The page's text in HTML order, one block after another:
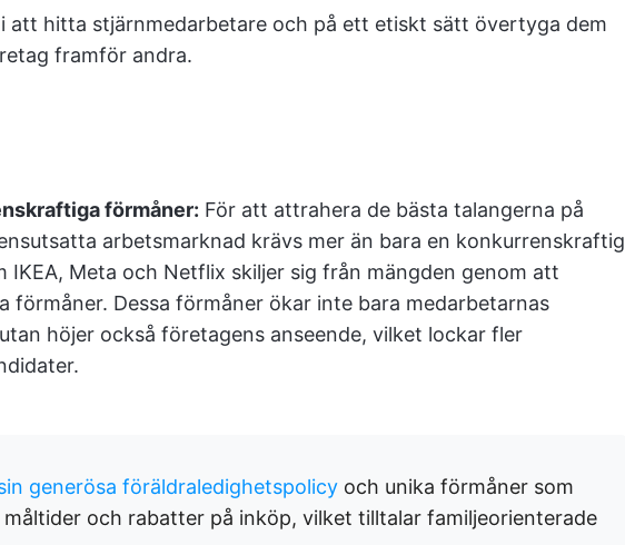
att hitta stjärnmedarbetare och på ett etiskt sätt övertyga dem
framför andra.
förmåner: För att attrahera de bästa talangerna på
arbetsmarknad krävs mer än bara en konkurrenskraftig
IKEA, Meta och Netflix skiljer sig från mängden genom att
förmåner. Dessa förmåner ökar inte bara medarbetarnas
höjer också företagens anseende, vilket lockar fler
generösa föräldraledighetspolicy och unika förmåner som
och rabatter på inköp, vilket tilltalar familjeorienterade